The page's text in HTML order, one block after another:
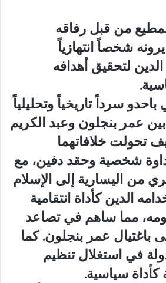
من قبل رفاقه
شخصاً انتهازياً
لتحقيق أهدافه
سرداً تاريخياً وتحليلياً
بين عمر بنجلون وعبد الكريم
تحولت خلافاتهما
شخصية وحقد دفين، مع
من اليسارية إلى الإسلام
الدين كأداة انتقامية
مما ساهم في تصاعد
باغتيال عمر بنجلون. كما
في استغلال تنظيم
كأداة سياسية.